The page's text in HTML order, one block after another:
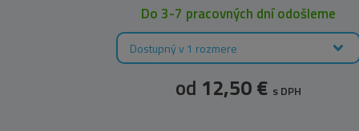
Do 3-7 pracovných dní odošleme
Dostupný v 1 rozmere
od 12,50 € s DPH